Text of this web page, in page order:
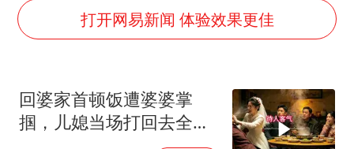
公司“上四休三”但要降薪1000元
47岁妈妈突然产女 26岁女儿：很震惊
97岁英国奶奶飞上天再破吉尼斯纪录
打开网易新闻 体验效果更佳
回婆家首顿饭遭婆婆掌
掴，儿媳当场打回去全家